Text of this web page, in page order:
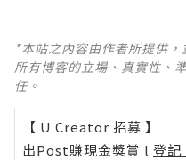
*本站之內容由作者所提供
所有博客的立場、真實性、
任。
【 U Creator 招募 】
出Post賺現金獎賞 l 登記